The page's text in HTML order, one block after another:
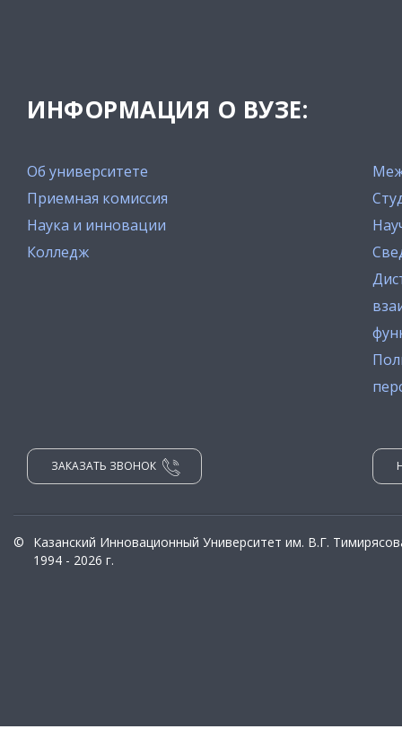
ИНФОРМАЦИЯ О ВУЗЕ:
Об университете
Приемная комиссия
Наука и инновации
Колледж
ЗАКАЗАТЬ ЗВОНОК
©
Казанский Инновационный Университет им. В.Г.
1994 - 2026 г.